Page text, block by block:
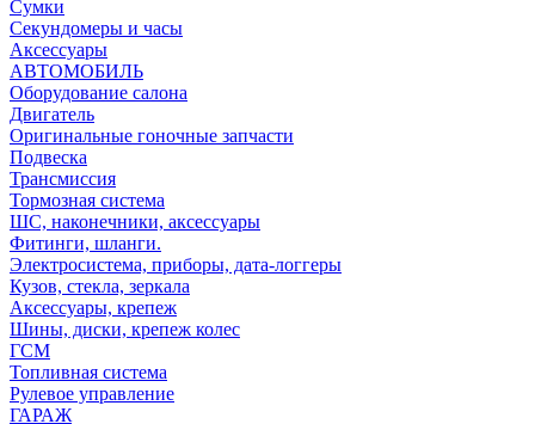
Сумки
Секундомеры и часы
Аксессуары
АВТОМОБИЛЬ
Оборудование салона
Двигатель
Оригинальные гоночные запчасти
Подвеска
Трансмиссия
Тормозная система
ШС, наконечники, аксессуары
Фитинги, шланги.
Электросистема, приборы, дата-логгеры
Кузов, стекла, зеркала
Аксессуары, крепеж
Шины, диски, крепеж колес
ГСМ
Топливная система
Рулевое управление
ГАРАЖ